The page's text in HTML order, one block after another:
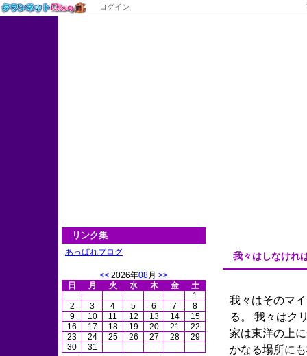
ログイン
我々はしなけれ
我々はそのマ
る。 我々はク
家は東洋の上
かなる場所に
リンク集
あっぱれブログ
<< 2026年08月 >>
日
月 火 水 木 金
土
1
2
3 4 5 6 7
8
9
10 11 12 13 14
15
16
17 18 19 20 21
22
23
24 25 26 27 28
29
30
31